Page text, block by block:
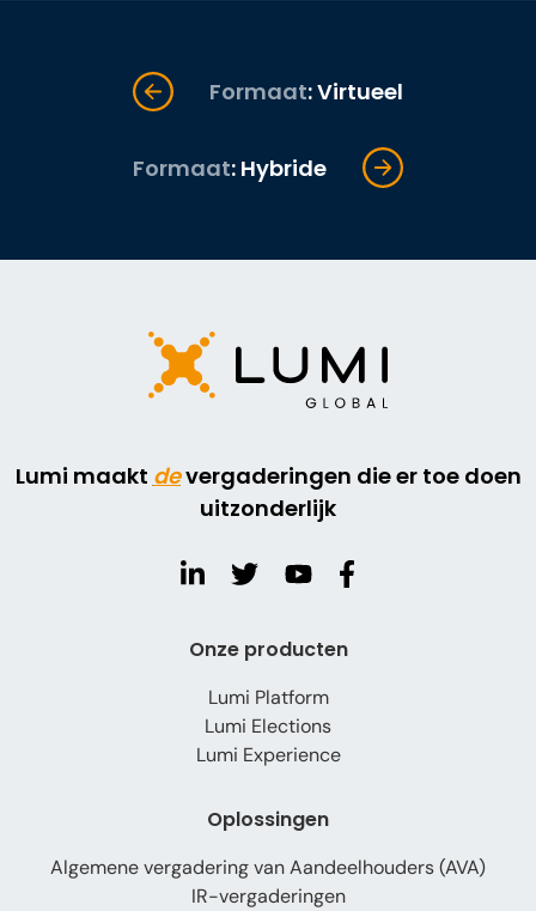
Formaat: Virtueel
Formaat: Hybride
Lumi maakt devergaderingen die er toe doen
uitzonderlijk
Onze producten
Lumi Platform
Lumi Elections
Lumi Experience
Oplossingen
Algemene vergadering van Aandeelhouders (AVA)
IR-vergaderingen